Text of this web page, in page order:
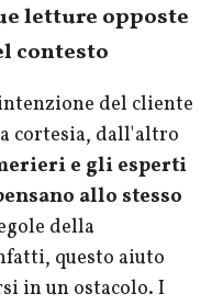
letture opposte
contesto
del cliente
cortesia, dall'altro
e gli esperti
allo stesso
della
questo aiuto
in un ostacolo. I